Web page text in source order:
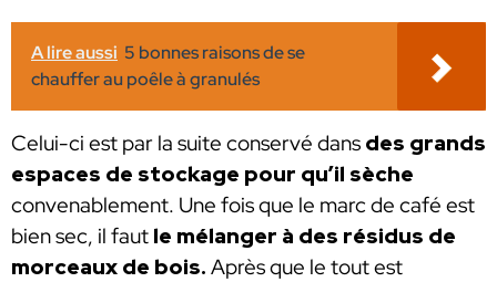
A lire aussi 5 bonnes raisons de se
chauffer au poêle à granulés
Celui-ci est par la suite conservé dans des grands
espaces de stockage pour qu’il sèche
convenablement. Une fois que le marc de café est
bien sec, il faut le mélanger à des résidus de
morceaux de bois. Après que le tout est